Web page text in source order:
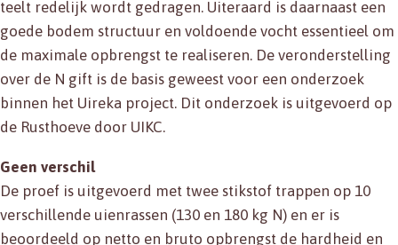
teelt redelijk wordt gedragen. Uiteraard is daarnaast een
goede bodem structuur en voldoende vocht essentieel om
de maximale opbrengst te realiseren. De veronderstelling
over de N gift is de basis geweest voor een onderzoek
binnen het Uireka project. Dit onderzoek is uitgevoerd op
de Rusthoeve door UIKC.
Geen verschil
De proef is uitgevoerd met twee stikstof trappen op 10
verschillende uienrassen (130 en 180 kg N) en er is
beoordeeld op netto en bruto opbrengst de hardheid en